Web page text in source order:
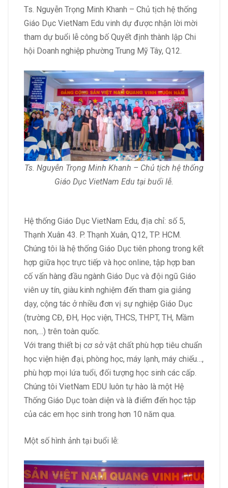
Ts. Nguyễn Trọng Minh Khanh – Chủ tịch hệ thống
Giáo Dục VietNam Edu vinh dự được nhận lời mời
tham dự buổi lễ công bố Quyết định thành lập Chi
hội Doanh nghiệp phường Trung Mỹ Tây, Q12.
Ts. Nguyễn Trọng Minh Khanh – Chủ tịch hệ thống
Giáo Dục VietNam Edu tại buổi lễ.
Hệ thống Giáo Dục VietNam Edu, địa chỉ: số 5,
Thạnh Xuân 43. P. Thạnh Xuân, Q12, TP. HCM.
Chúng tôi là hệ thống Giáo Dục tiên phong trong kết
hợp giữa học trực tiếp và học online, tập hợp ban
cố vấn hàng đầu ngành Giáo Dục và đội ngũ Giáo
viên uy tín, giàu kinh nghiệm đến tham gia giảng
dạy, cộng tác ở nhiều đơn vị sự nghiệp Giáo Dục
(trường CĐ, ĐH, Học viện, THCS, THPT, TH, Mầm
non,…) trên toàn quốc.
Với trang thiết bị cơ sở vật chất phù hợp tiêu chuẩn
học viện hiện đại, phòng học, máy lạnh, máy chiếu…,
phù hợp mọi lứa tuổi, đối tượng học sinh các cấp.
Chúng tôi VietNam EDU luôn tự hào là một Hệ
Thống Giáo Dục toàn diện và là điểm đến học tập
của các em học sinh trong hơn 10 năm qua.
Một số hình ảnh tại buổi lễ: